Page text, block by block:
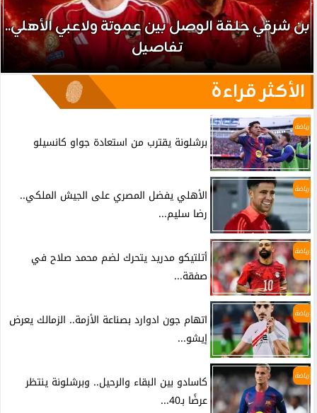
بن شرقي حلقة الوصل بين عموتة ولاعبي الأهلي..
تفاصيل
الأكثر قراءة
رياضة
برشلونة يقترب من استعادة جواو كانسيلو
رياضة
الأهلي يفضل المصري على الجيش الملكي..
رضا سليم...
رياضة
أتلتيكو مدريد يتحرك لضم محمد صلاح في
صفقة...
رياضة
اتهام جون ادوارد بصناعة الأزمة.. الزمالك يعرض
إيشو...
رياضة
كاسادو بين البقاء والرحيل.. وبرشلونة ينتظر
عرضًا بـ40...